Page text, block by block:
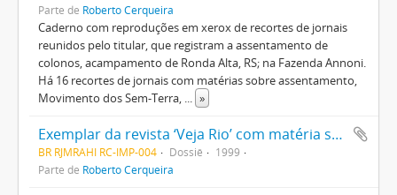
Parte de Roberto Cerqueira
Caderno com reproduções em xerox de recortes de jornais
reunidos pelo titular, que registram a assentamento de
colonos, acampamento de Ronda Alta, RS; na Fazenda Annoni.
Há 16 recortes de jornais com matérias sobre assentamento,
Movimento dos Sem-Terra, ... »
Exemplar da revista ‘Veja Rio’ com matéria sobre a Favela Rio das Pedras, em Jacarepaguá.
BR RJMRAHI RC-IMP-004 Dossiê
1999
Parte de Roberto Cerqueira